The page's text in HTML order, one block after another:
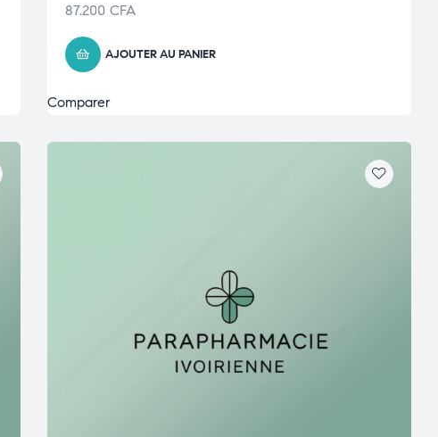
87.200 CFA
AJOUTER AU PANIER
Comparer